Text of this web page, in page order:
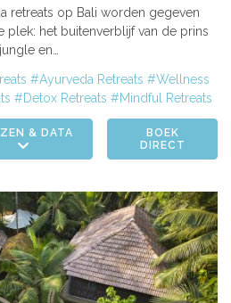
| 20-27 dec.| 03-10 jan. 2027
2027| 24-31 jan. 2027
retreats op Bali worden gegeven
het buitenverblijf van de prins
en…
Ayurveda Retreats
Wellness
Detox Retreats Mindful Retreats
& DATA
BOEK
DIRECT